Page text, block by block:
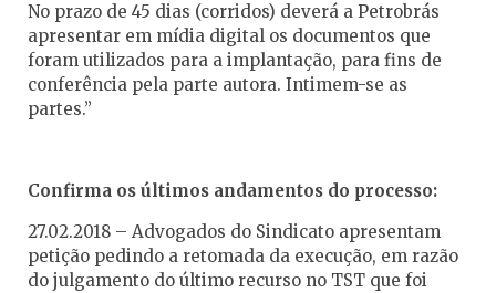
No prazo de 45 dias (corridos) deverá a Petrobrás
apresentar em mídia digital os documentos que
foram utilizados para a implantação, para fins de
conferência pela parte autora. Intimem-se as
partes.”
Confirma os últimos andamentos do processo:
27.02.2018 – Advogados do Sindicato apresentam
petição pedindo a retomada da execução, em razão
do julgamento do último recurso no TST que foi